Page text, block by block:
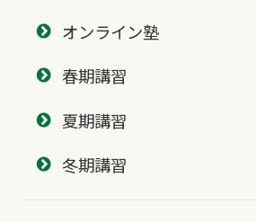
オンライン塾
春期講習
夏期講習
冬期講習